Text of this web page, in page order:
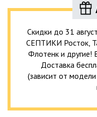
Скидки до 31
СЕПТИКИ Росток,
Флотенк и другие!
Доставка
(зависит от модели